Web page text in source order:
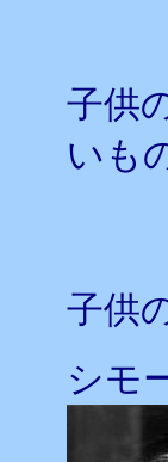
子供
いも
子供
シモ